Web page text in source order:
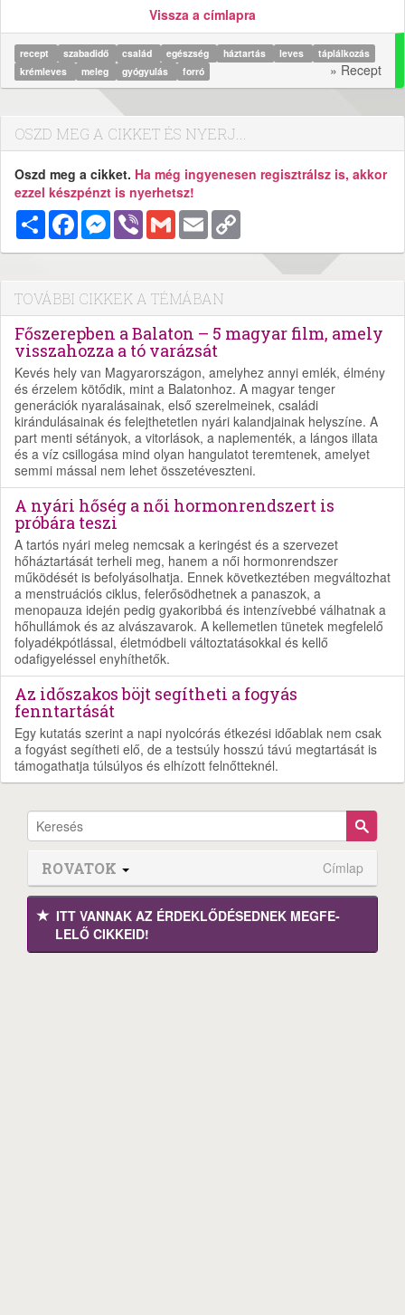
Vissza a címlapra
recept szabadidő család egészség háztartás leves
táplálkozás
krémleves
meleg gyógyulás forró » Recept
OSZD MEG A CIKKET ÉS NYERJ...
Oszd meg a cikket. Ha még ingyenesen regisztrálsz is, akkor
ezzel készpénzt is nyerhetsz!
MegosztásFacebookMessenger
Viber Gmail Email
TOVÁBBI CIKKEK A TÉMÁBAN
Főszerepben a Balaton – 5 magyar film, amely
visszahozza a tó varázsát
Kevés hely van Magyarországon, amelyhez annyi emlék, élmény
és érzelem kötődik, mint a Balatonhoz. A magyar tenger
generációk nyaralásainak, első szerelmeinek, családi
kirándulásainak és felejthetetlen nyári kalandjainak helyszíne. A
part menti sétányok, a vitorlások, a naplementék, a lángos illata
és a víz csillogása mind olyan hangulatot teremtenek, amelyet
semmi mással nem lehet összetéveszteni.
A nyári hőség a női hormonrendszert is
próbára teszi
A tartós nyári meleg nemcsak a keringést és a szervezet
hőháztartását terheli meg, hanem a női hormonrendszer
működését is befolyásolhatja. Ennek következtében megváltozhat
a menstruációs ciklus, felerősödhetnek a panaszok, a
menopauza idején pedig gyakoribbá és intenzívebbé válhatnak a
hőhullámok és az alvászavarok. A kellemetlen tünetek megfelelő
folyadékpótlással, életmódbeli változtatásokkal és kellő
odafigyeléssel enyhíthetők.
Az időszakos böjt segítheti a fogyás
fenntartását
Egy kutatás szerint a napi nyolcórás étkezési időablak nem csak
a fogyást segítheti elő, de a testsúly hosszú távú megtartását is
támogathatja túlsúlyos és elhízott felnőtteknél.
ROVATOK Címlap
ITT VANNAK AZ ÉRDEK­LŐDÉ­SEDNEK MEGFE­
LELŐ CIKKEID!